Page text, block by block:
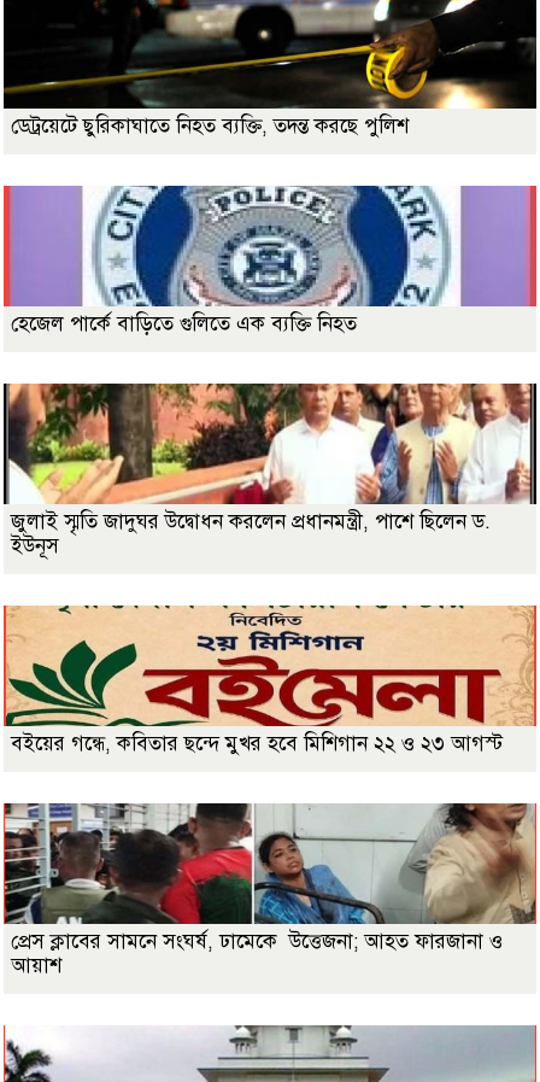
ডেট্রয়েটে ছুরিকাঘাতে নিহত ব্যক্তি, তদন্ত করছে পুলিশ
হেজেল পার্কে বাড়িতে গুলিতে এক ব্যক্তি নিহত
জুলাই স্মৃতি জাদুঘর উদ্বোধন করলেন প্রধানমন্ত্রী, পাশে ছিলেন ড.
ইউনূস
বইয়ের গন্ধে, কবিতার ছন্দে মুখর হবে মিশিগান ২২ ও ২৩ আগস্ট
প্রেস ক্লাবের সামনে সংঘর্ষ, ঢামেকে উত্তেজনা; আহত ফারজানা ও
আয়াশ